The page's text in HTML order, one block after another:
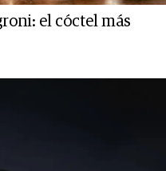
el cóctel más